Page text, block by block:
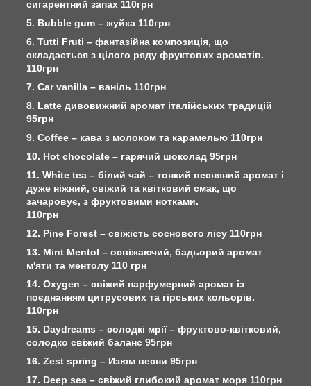
сигарентний запах 110грн
5. Bubble gum – жуйка 110грн
6. Tutti Fruti – фантазійна композиція, що
складається з цілого ряду фруктових ароматів.
110грн
7. Car vanilla – ваніль 110грн
8. Latte дивовижний аромат італійських традицій
95грн
9. Сoffee – кава з молоком та карамелью 110грн
10. Hot chocolate – гарячий шоколад 95грн
11. White tea – білий чай – тонкий весняний аромат і
дуже ніжний, свіжий та квітковий смак, що
зачаровує, з фруктовими нотками.
110грн
12. Pine Forest – свіжість соснового лісу 110грн
13. Mint Mentol – освіжаючий, бадьорий аромат
м'яти та ментолу 110 грн
14. Oxygen – свіжий парфумерний аромат із
поєднанням цитрусових та гірських кольорів.
110грн
15. Daydreams – солодкі мрії – фруктово-квітковий,
солодко свіжий баланс 95грн
16. Zest spring – Изюм весни 95грн
17. Deep sea – свіжий глибокий аромат моря 110грн